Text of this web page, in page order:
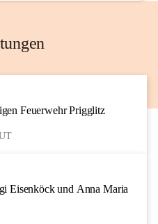
Feuerwehr Prigglitz
AUG
Eisenköck und Anna Maria